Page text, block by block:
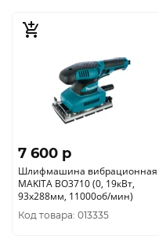
7 600 p
Шлифмашина вибрационная
MAKITA BO3710 (0, 19кВт,
93х288мм, 11000об/мин)
Код товара: 013335